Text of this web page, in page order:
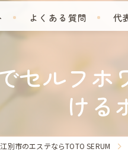
よくある質問 代
セルフ
ける
別市のエステならTOTO SERUM